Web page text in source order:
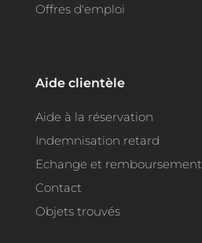
Offres d'emploi
Aide clientèle
Aide à la réservation
Indemnisation retard
Echange et remboursement
Contact
Objets trouvés